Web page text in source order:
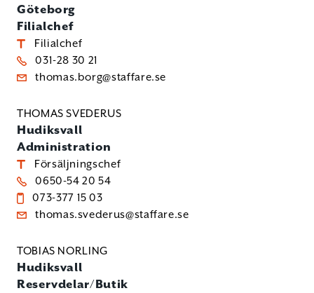
Göteborg
Filialchef
Filialchef
031-28 30 21
thomas.borg@staffare.se
THOMAS SVEDERUS
Hudiksvall
Administration
Försäljningschef
0650-54 20 54
073-377 15 03
thomas.svederus@staffare.se
TOBIAS NORLING
Hudiksvall
Reservdelar/Butik